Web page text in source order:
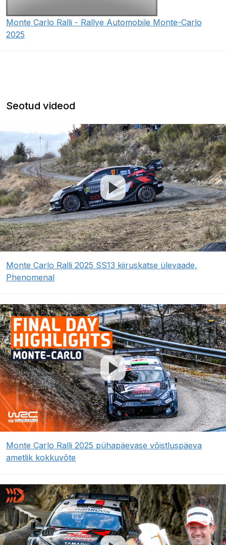
Monte Carlo Ralli - Rallye Automobile Monte-Carlo
2025
Seotud videod
Monte Carlo Ralli 2025 SS13 kiiruskatse ülevaade,
Phenomenal
Monte Carlo Ralli 2025 pühapäevase võistluspäeva
ametlik kokkuvõte